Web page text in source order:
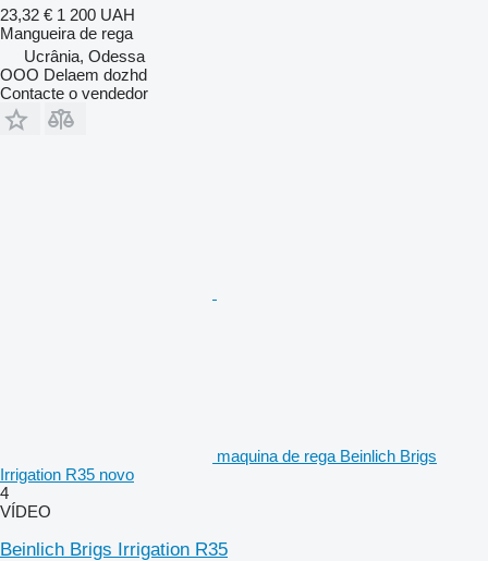
23,32 € 1 200 UAH
Mangueira de rega
Ucrânia, Odessa
OOO Delaem dozhd
Contacte o vendedor
maquina de rega Beinlich Brigs
Irrigation R35 novo
4
VÍDEO
Beinlich Brigs Irrigation R35